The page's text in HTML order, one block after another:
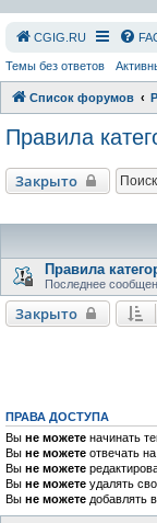
СGIG.RU
Темы без ответов
Список форумов
Правила
Закрыто
Правила
Последнее
Закрыто
ПРАВА ДОСТУПА
Вы не можете начинать
Вы не можете отвечать
Вы не можете
Вы не можете удалять
Вы не можете добавлять